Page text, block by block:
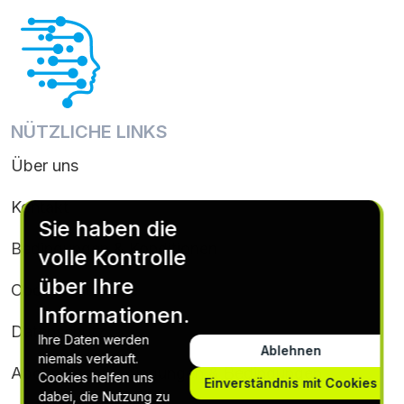
NÜTZLICHE LINKS
Über uns
Kontakt
Bedingungen & Konditionen
Cookie-Richtlinie
Datenschutz
Abonnementbedingungen & Bedingungen
Sie haben die
volle Kontrolle
über Ihre
Informationen.
Ihre Daten werden
niemals verkauft.
Cookies helfen uns
dabei, die Nutzung zu
Ablehnen
Einverständnis mit Cookies